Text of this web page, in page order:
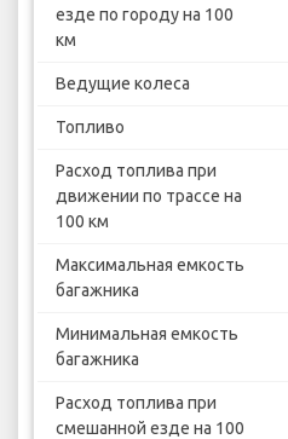
езде по городу на 100
км
Ведущие колеса
Топливо
Расход топлива при
движении по трассе на
100 км
Максимальная емкость
багажника
Минимальная емкость
багажника
Расход топлива при
смешанной езде на 100